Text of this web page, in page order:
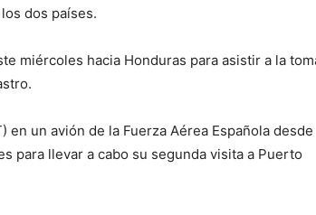
dos países.
miércoles hacia Honduras para asistir a la
en un avión de la Fuerza Aérea Española desde
para llevar a cabo su segunda visita a Puerto